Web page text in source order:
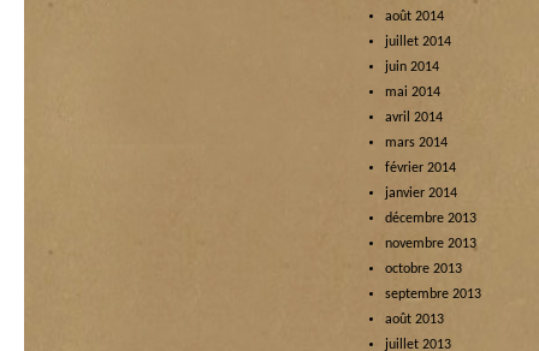
août 2014
juillet 2014
juin 2014
mai 2014
avril 2014
mars 2014
février 2014
janvier 2014
décembre 2013
novembre 2013
octobre 2013
septembre 2013
août 2013
juillet 2013